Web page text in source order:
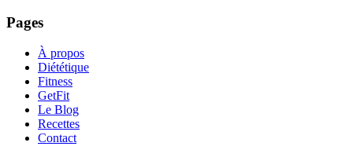
Pages
À propos
Diététique
Fitness
GetFit
Le Blog
Recettes
Contact